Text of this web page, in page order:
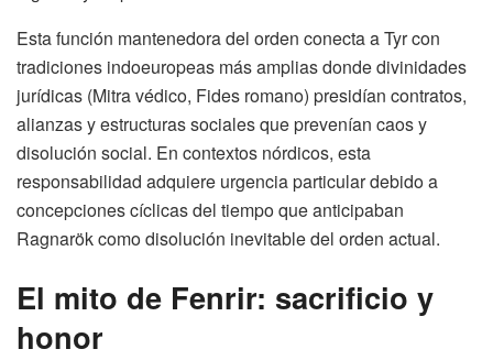
Esta función mantenedora del orden conecta a Tyr con
tradiciones indoeuropeas más amplias donde divinidades
jurídicas (Mitra védico, Fides romano) presidían contratos,
alianzas y estructuras sociales que prevenían caos y
disolución social. En contextos nórdicos, esta
responsabilidad adquiere urgencia particular debido a
concepciones cíclicas del tiempo que anticipaban
Ragnarök como disolución inevitable del orden actual.
El mito de Fenrir: sacrificio y
honor